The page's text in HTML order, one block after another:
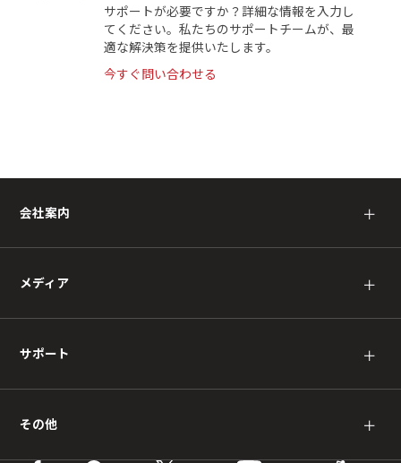
サポートが必要ですか？詳細な情報を入力し
てください。私たちのサポートチームが、最
適な解決策を提供いたします。
今すぐ問い合わせる
会社案内 ＋
メディア ＋
サポート ＋
その他 ＋